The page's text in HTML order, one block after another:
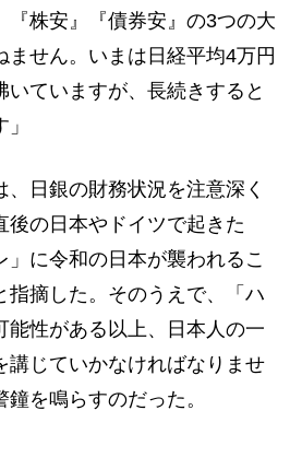
『株安』『債券安』の3つの大
ません。いまは日経平均4万円
いていますが、長続きすると
日銀の財務状況を注意深く
後の日本やドイツで起きた
」に令和の日本が襲われるこ
指摘した。そのうえで、「ハ
能性がある以上、日本人の一
講じていかなければなりませ
を鳴らすのだった。